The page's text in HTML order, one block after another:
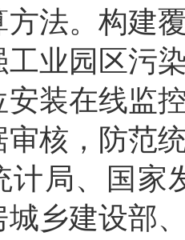
方法。构建
工业园区污
安装在线监
审核，防范
计局、国
城乡建设部